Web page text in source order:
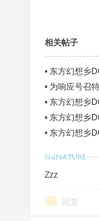
相关帖子
• 东方幻想乡
• 为响应号召
• 东方幻想乡
• 东方幻想乡
Ninini)
• 东方幻想乡
Zzz
回复